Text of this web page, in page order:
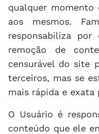
qualquer momento
aos mesmos.
responsabiliza
remoção de
censurável do site
terceiros, mas se
mais rápida e exata
O Usuário é
conteúdo que ele